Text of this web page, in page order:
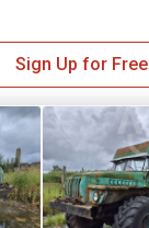
Sign Up for Free